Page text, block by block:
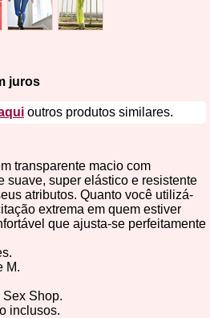
juros
outros produtos similares.
transparente macio com
suave, super elástico e resistente
atributos. Quanto você utilizá-
extrema em quem estiver
que ajusta-se perfeitamente
M.
Shop.
inclusos.